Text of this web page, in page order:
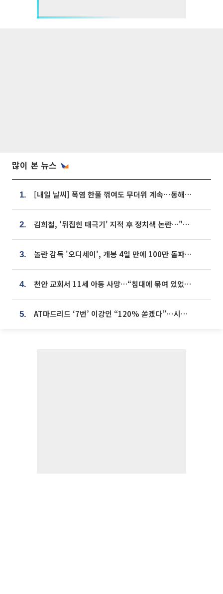
많이 본 뉴스
1. [내일 날씨] 폭염 한풀 꺾여도 무더위 계속⋯동해안 이틀 연속 비
2. 김희철, '뒤집힌 태극기' 지적 후 정치색 논란…"좌우 떠나 우리나라 국기"
3. 놀란 감독 '오디세이', 개봉 4일 만에 100만 돌파⋯'왕사남' 보다 빠르다
4. 천안 교회서 11세 아동 사망…“침대에 묶여 있었다” 진술 확보
5. AT마드리드 ‘7번’ 이강인 “120% 쏟겠다”⋯시메오네 감독 “필요한 선수”